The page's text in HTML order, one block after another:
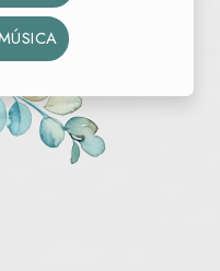
MIN SEG